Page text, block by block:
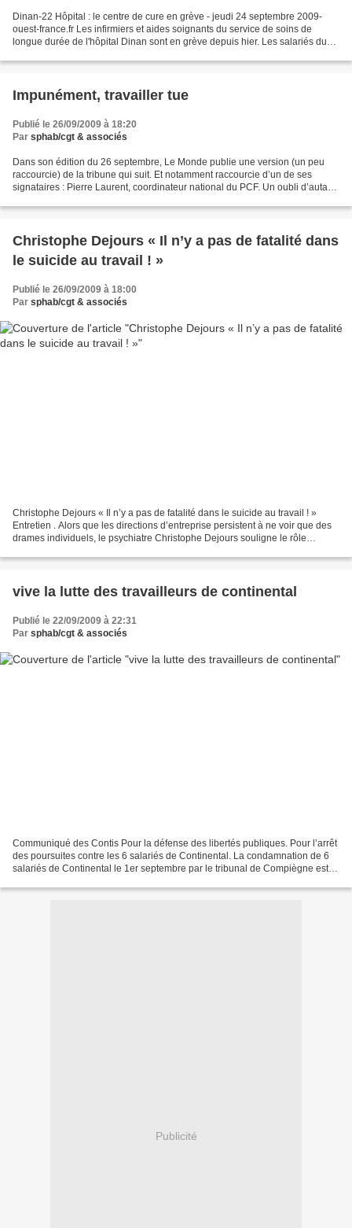
Dinan-22 Hôpital : le centre de cure en grève - jeudi 24 septembre 2009-
ouest-france.fr Les infirmiers et aides soignants du service de soins de
longue durée de l'hôpital Dinan sont en grève depuis hier. Les salariés du
Impunément, travailler tue
Publié le 26/09/2009 à 18:20
Par sphab/cgt & associés
Dans son édition du 26 septembre, Le Monde publie une version (un peu
raccourcie) de la tribune qui suit. Et notamment raccourcie d’un de ses
signataires : Pierre Laurent, coordinateur national du PCF. Un oubli d’autant
Christophe Dejours « Il n’y a pas de fatalité dans
le suicide au travail ! »
Publié le 26/09/2009 à 18:00
Par sphab/cgt & associés
Christophe Dejours « Il n’y a pas de fatalité dans le suicide au travail ! »
Entretien . Alors que les directions d’entreprise persistent à ne voir que des
drames individuels, le psychiatre Christophe Dejours souligne le rôle
vive la lutte des travailleurs de continental
Publié le 22/09/2009 à 22:31
Par sphab/cgt & associés
Communiqué des Contis Pour la défense des libertés publiques. Pour l’arrêt
des poursuites contre les 6 salariés de Continental. La condamnation de 6
salariés de Continental le 1er septembre par le tribunal de Compiègne est
Publicité